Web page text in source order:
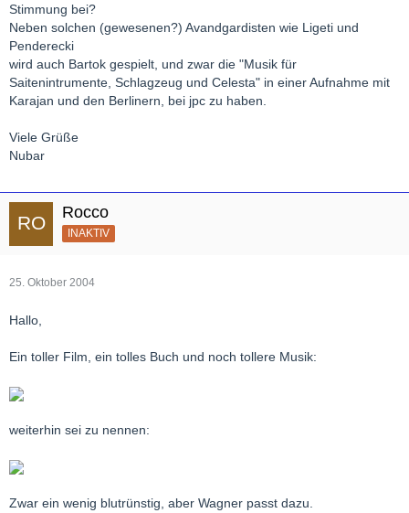
Stimmung bei?
Neben solchen (gewesenen?) Avandgardisten wie Ligeti und
Penderecki
wird auch Bartok gespielt, und zwar die "Musik für
Saitenintrumente, Schlagzeug und Celesta" in einer Aufnahme mit
Karajan und den Berlinern, bei jpc zu haben.
Viele Grüße
Nubar
Rocco
INAKTIV
25. Oktober 2004
Hallo,
Ein toller Film, ein tolles Buch und noch tollere Musik:
weiterhin sei zu nennen:
Zwar ein wenig blutrünstig, aber Wagner passt dazu.